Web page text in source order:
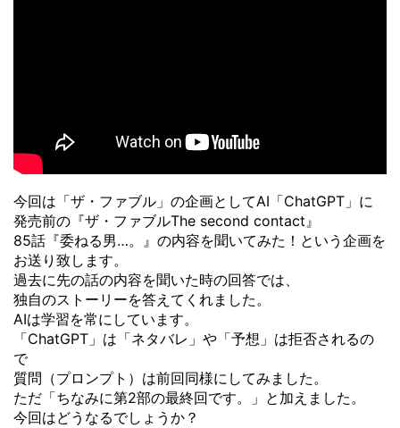
今回は「ザ・ファブル」の企画としてAI「ChatGPT」に
発売前の『ザ・ファブルThe second contact』
85話『委ねる男…。』の内容を聞いてみた！という企画を
お送り致します。
過去に先の話の内容を聞いた時の回答では、
独自のストーリーを答えてくれました。
AIは学習を常にしています。
「ChatGPT」は「ネタバレ」や「予想」は拒否されるの
で
質問（プロンプト）は前回同様にしてみました。
ただ「ちなみに第2部の最終回です。」と加えました。
今回はどうなるでしょうか？